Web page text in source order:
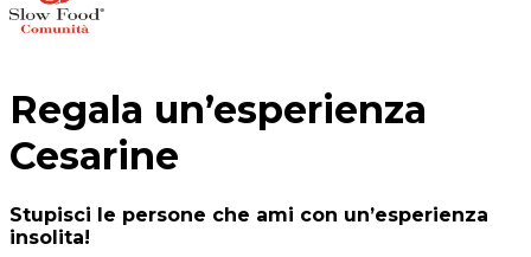
Regala un’esperienza
Cesarine
Stupisci le persone che ami con un’esperienza
insolita!